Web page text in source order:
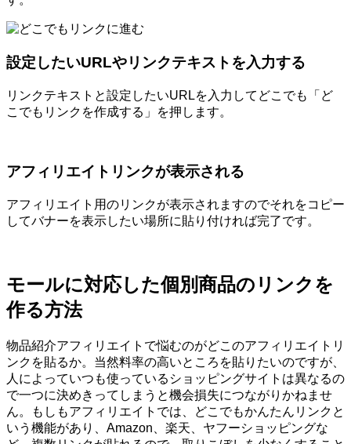
設定したいURLやリンクテキストを入力する
リンクテキストと設定したいURLを入力してどこでも「ど
こでもリンクを作成する」を押します。
アフィリエイトリンクが表示される
アフィリエイト用のリンクが表示されますのでそれをコピー
してバナーを表示したい場所に貼り付ければ完了です。
モールに対応した個別商品のリンクを
作る方法
物品紹介アフィリエイトで悩むのがどこのアフィリエイトリ
ンクを貼るか。当然料率の高いところを貼りたいのですが、
人によっていつも使っているショッピングサイトは異なるの
で一つに決めきってしまうと機会損失につながりかねませ
ん。もしもアフィリエイトでは、どこでもかんたんリンクと
いう機能があり、Amazon、楽天、ヤフーショッピングな